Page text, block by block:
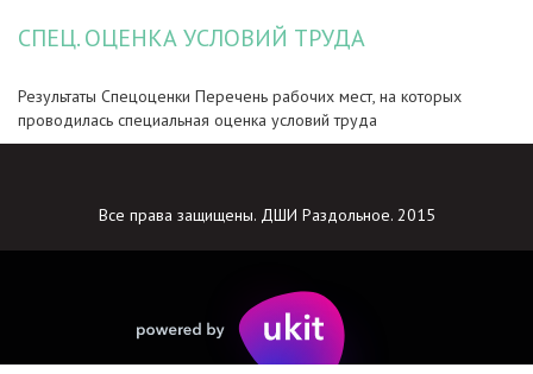
СПЕЦ. ОЦЕНКА УСЛОВИЙ ТРУДА
Результаты Спецоценки Перечень рабочих мест, на которых
проводилась специальная оценка условий труда
Все права защищены. ДШИ Раздольное. 2015